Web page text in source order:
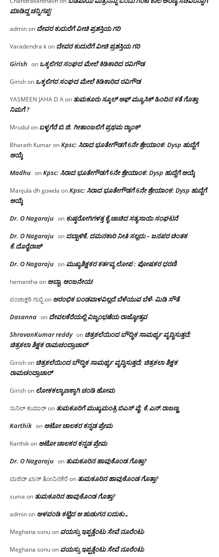
ಮಾಡಿದ್ದ ಚನ್ನಿಗಪ್ಪ!
adminon ದೇವರ ಕುದುರೆಗೆ ವೀಚಿ ಪ್ರಶಸ್ತಿಯ ಗರಿ
Varadendra kon ದೇವರ ಕುದುರೆಗೆ ವೀಚಿ ಪ್ರಶಸ್ತಿಯ ಗರಿ
Girish on ಒಕ್ಕಲಿಗರ ಸಂಘದ ಮೇಲೆ ಕಿಡಿಕಾರಿದ ರವಿಗೌಡ
Girishon ಒಕ್ಕಲಿಗರ ಸಂಘದ ಮೇಲೆ ಕಿಡಿಕಾರಿದ ರವಿಗೌಡ
YASMEEN JAHA D Aon ತುಮಕೂರು ಸ್ಕೂಲ್ ಆಫ್ ಮ್ಯೂಸಿಕ್ ಹಿಂದಿನ ಕತೆ ಗೊತ್ತಾ
ನಿಮಗೆ ?
Mrudul on ಬಳ್ಳಗೆರೆ ಬಿ.ಜಿ. ಗೀತಾಂಜಲಿಗೆ ಪ್ರಥಮ ರ‌್ಯಾಂಕ್
Bharath KumaronKpsc: ಸಿರಾದ ಭೂತೇಗೌಡಗೆ 6ನೇ ಶ್ರೇಯಾಂಕ: Dysp ಹುದ್ದೆಗೆ
ಆಯ್ಕೆ
Madhu onKpsc: ಸಿರಾದ ಭೂತೇಗೌಡಗೆ 6ನೇ ಶ್ರೇಯಾಂಕ: Dysp ಹುದ್ದೆಗೆ ಆಯ್ಕೆ
Manjula dh gowda onKpsc: ಸಿರಾದ ಭೂತೇಗೌಡಗೆ 6ನೇ ಶ್ರೇಯಾಂಕ: Dysp ಹುದ್ದೆಗೆ
ಆಯ್ಕೆ
Dr. O Nagaraju on ಕುಷ್ಠರೋಗಿಗಳತ್ತ ಕೈ ಚಾಚಿದ ಸತ್ಯಸಾಯಿ ಸಂಘಟನೆ
Dr. O Nagaraju on ದಬ್ಬಾಳಿಕೆ, ದಮನಕಾರಿ ನೀತಿ ಸಲ್ಲದು – ಜನಪರ ಚಿಂತಕ
ಕೆ.ದೊರೈರಾಜ್
Dr. O Nagaraju on ಮುಖ್ಯಶಿಕ್ಷಕರ ಕರ್ತವ್ಯ ಲೋಪ : ಪೋಷಕರ ಧರಣಿ
hemantha on ಅಬ್ಬಾ, ಆಂಜನೇಯ!
ಪಂಚಾಕ್ಷರಿ ಗುಬ್ಬಿon ಆರಂಭಿಕ ಬಂಡವಾಳವಿಲ್ಲದೆ ಬೆಳೆಯುವ ಬೆಳೆ- ಮಿಡಿ ಸೌತೆ
Dasanna on ದೇವಲಕೆರೆಯಲ್ಲಿ ವಿಜೃಂಭಣೆಯ ರಾಜ್ಯೋತ್ಸವ
ShravanKumar reddy on ಚಿತ್ರಕಲೆಯಿಂದ ಬೌದ್ಧಿಕ ಸಾಮರ್ಥ್ಯ ವೃದ್ಧಿಸುತ್ತದೆ;
ಚಿತ್ರಕಲಾ ಶಿಕ್ಷಕ ರಾಮಚಂದ್ರಾಚಾರ್
Girishon ಚಿತ್ರಕಲೆಯಿಂದ ಬೌದ್ಧಿಕ ಸಾಮರ್ಥ್ಯ ವೃದ್ಧಿಸುತ್ತದೆ; ಚಿತ್ರಕಲಾ ಶಿಕ್ಷಕ
ರಾಮಚಂದ್ರಾಚಾರ್
Girishon ಲೋಕಕಲ್ಯಾಣಕ್ಕಾಗಿ ಚಂಡಿ ಹೋಮ
ಸುನಿಲ್ ಕುಮಾರ್on ತುಮಕೂರಿಗೆ ಮುಖ್ಯಮಂತ್ರಿ ಬಿಎಸ್ ವೈ: ಕೆ.ಎನ್.ರಾಜಣ್ಣ
Karthik on ಆಟೋ ಚಾಲಕರ ಕನ್ನಡ ಪ್ರೇಮ
Karthikon ಆಟೋ ಚಾಲಕರ ಕನ್ನಡ ಪ್ರೇಮ
Dr. O Nagaraju on ತುಮಕೂರಿನ ಹಾವುಕೊಂಡ ಗೊತ್ತಾ?
ವಾಜಿದ್ ಖಾನ್ ತೋವಿನಕೆರೆ on ತುಮಕೂರಿನ ಹಾವುಕೊಂಡ ಗೊತ್ತಾ?
suma on ತುಮಕೂರಿನ ಹಾವುಕೊಂಡ ಗೊತ್ತಾ?
adminon ಅಳವಂಡಿ ಕಟ್ಟಿದ ಆ ಹುಡುಗನ ಬದುಕು…
Meghana sonuon ವಯಸ್ಸು ಇಪ್ಪತ್ತೆಂಟು ಸೇವೆ ನೂರೆಂಟು
Meghana sonuon ವಯಸ್ಸು ಇಪ್ಪತ್ತೆಂಟು ಸೇವೆ ನೂರೆಂಟು